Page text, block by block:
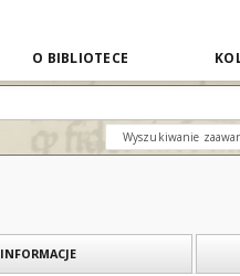
O BIBLIOTECE
Wyszukiwanie
INFORMACJE